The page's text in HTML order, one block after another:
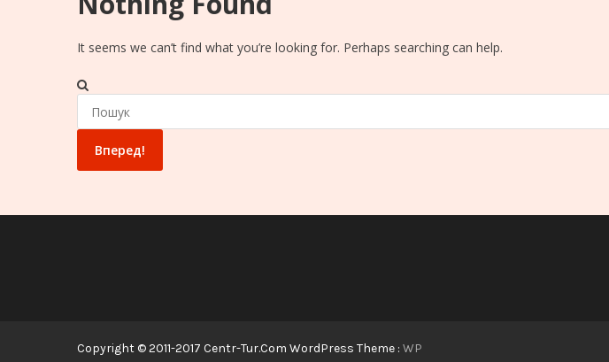
It seems we can’t find what you’re looking for. Perhaps searching can help.
for:
Copyright © 2011-2017 Centr-Tur.Com WordPress Theme : WP